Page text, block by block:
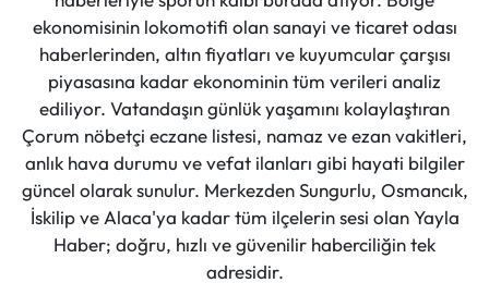
ekonomisinin lokomotifi olan sanayi ve ticaret odası
haberlerinden, altın fiyatları ve kuyumcular çarşısı
piyasasına kadar ekonominin tüm verileri analiz
ediliyor. Vatandaşın günlük yaşamını kolaylaştıran
Çorum nöbetçi eczane listesi, namaz ve ezan vakitleri,
anlık hava durumu ve vefat ilanları gibi hayati bilgiler
güncel olarak sunulur. Merkezden Sungurlu, Osmancık,
İskilip ve Alaca'ya kadar tüm ilçelerin sesi olan Yayla
Haber; doğru, hızlı ve güvenilir haberciliğin tek
adresidir.